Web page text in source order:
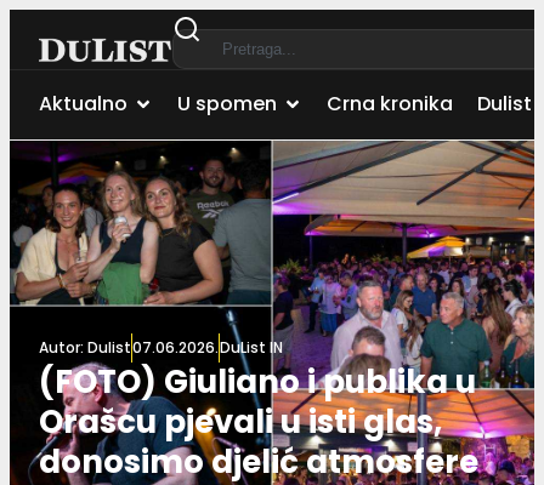
Aktualno U spomen Crna kronika Dulist
Autor: Dulist07.06.2026.DuList IN
(FOTO) Giuliano i publika u
Orašcu pjevali u isti glas,
donosimo djelić atmosfere